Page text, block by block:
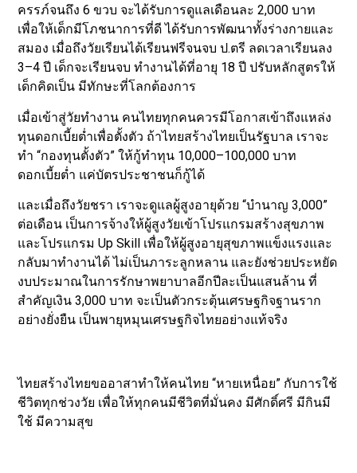
ครรภ์จนถึง 6 ขวบ จะได้รับการดูแลเดือนละ 2,000 บาท
เพื่อให้เด็กมีโภชนาการที่ดี ได้รับการพัฒนาทั้งร่างกายและ
สมอง เมื่อถึงวัยเรียนได้เรียนฟรีจนจบ ป.ตรี ลดเวลาเรียนลง
3–4 ปี เด็กจะเรียนจบ ทำงานได้ที่อายุ 18 ปี ปรับหลักสูตรให้
เด็กคิดเป็น มีทักษะที่โลกต้องการ
เมื่อเข้าสู่วัยทำงาน คนไทยทุกคนควรมีโอกาสเข้าถึงแหล่ง
ทุนดอกเบี้ยต่ำเพื่อตั้งตัว ถ้าไทยสร้างไทยเป็นรัฐบาล เราจะ
ทำ “กองทุนตั้งตัว” ให้กู้ทำทุน 10,000–100,000 บาท
ดอกเบี้ยต่ำ แค่บัตรประชาชนก็กู้ได้
และเมื่อถึงวัยชรา เราจะดูแลผู้สูงอายุด้วย “บำนาญ 3,000”
ต่อเดือน เป็นการจ้างให้ผู้สูงวัยเข้าโปรแกรมสร้างสุขภาพ
และโปรแกรม Up Skill เพื่อให้ผู้สูงอายุสุขภาพแข็งแรงและ
กลับมาทำงานได้ ไม่เป็นภาระลูกหลาน และยังช่วยประหยัด
งบประมาณในการรักษาพยาบาลอีกปีละเป็นแสนล้าน ที่
สำคัญเงิน 3,000 บาท จะเป็นตัวกระตุ้นเศรษฐกิจฐานราก
อย่างยั่งยืน เป็นพายุหมุนเศรษฐกิจไทยอย่างแท้จริง
ไทยสร้างไทยขออาสาทำให้คนไทย “หายเหนื่อย” กับการใช้
ชีวิตทุกช่วงวัย เพื่อให้ทุกคนมีชีวิตที่มั่นคง มีศักดิ์ศรี มีกินมี
ใช้ มีความสุข